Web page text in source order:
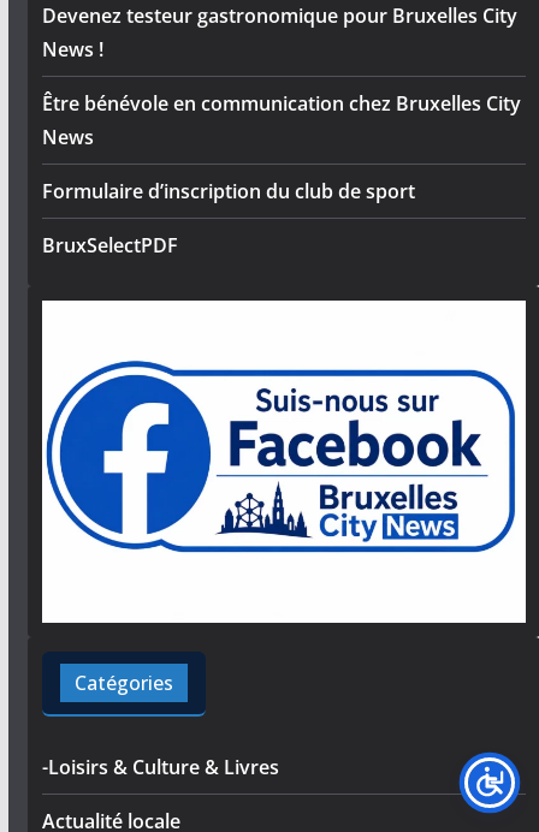
Devenez testeur gastronomique pour Bruxelles City
News !
Être bénévole en communication chez Bruxelles City
News
Formulaire d’inscription du club de sport
BruxSelectPDF
Catégories
-Loisirs & Culture & Livres
Actualité locale